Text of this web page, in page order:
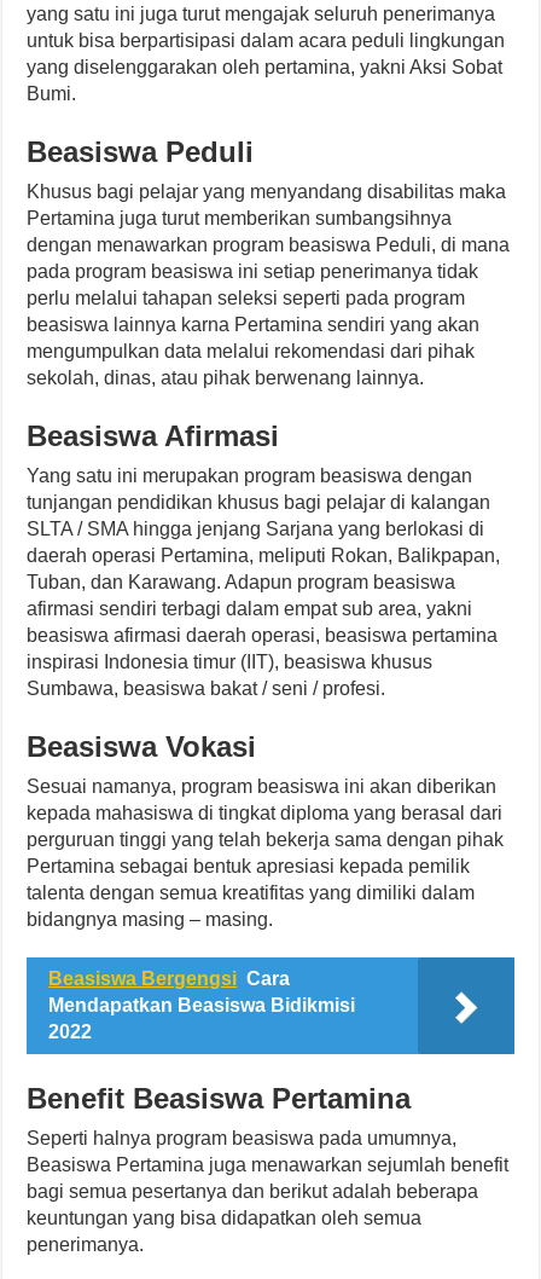
yang satu ini juga turut mengajak seluruh penerimanya
untuk bisa berpartisipasi dalam acara peduli lingkungan
yang diselenggarakan oleh pertamina, yakni Aksi Sobat
Bumi.
Beasiswa Peduli
Khusus bagi pelajar yang menyandang disabilitas maka
Pertamina juga turut memberikan sumbangsihnya
dengan menawarkan program beasiswa Peduli, di mana
pada program beasiswa ini setiap penerimanya tidak
perlu melalui tahapan seleksi seperti pada program
beasiswa lainnya karna Pertamina sendiri yang akan
mengumpulkan data melalui rekomendasi dari pihak
sekolah, dinas, atau pihak berwenang lainnya.
Beasiswa Afirmasi
Yang satu ini merupakan program beasiswa dengan
tunjangan pendidikan khusus bagi pelajar di kalangan
SLTA / SMA hingga jenjang Sarjana yang berlokasi di
daerah operasi Pertamina, meliputi Rokan, Balikpapan,
Tuban, dan Karawang. Adapun program beasiswa
afirmasi sendiri terbagi dalam empat sub area, yakni
beasiswa afirmasi daerah operasi, beasiswa pertamina
inspirasi Indonesia timur (IIT), beasiswa khusus
Sumbawa, beasiswa bakat / seni / profesi.
Beasiswa Vokasi
Sesuai namanya, program beasiswa ini akan diberikan
kepada mahasiswa di tingkat diploma yang berasal dari
perguruan tinggi yang telah bekerja sama dengan pihak
Pertamina sebagai bentuk apresiasi kepada pemilik
talenta dengan semua kreatifitas yang dimiliki dalam
bidangnya masing – masing.
Beasiswa Bergengsi Cara
Mendapatkan Beasiswa Bidikmisi
2022
Benefit Beasiswa Pertamina
Seperti halnya program beasiswa pada umumnya,
Beasiswa Pertamina juga menawarkan sejumlah benefit
bagi semua pesertanya dan berikut adalah beberapa
keuntungan yang bisa didapatkan oleh semua
penerimanya.